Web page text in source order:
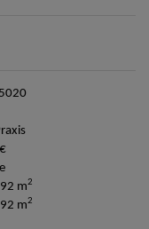
m2
m2